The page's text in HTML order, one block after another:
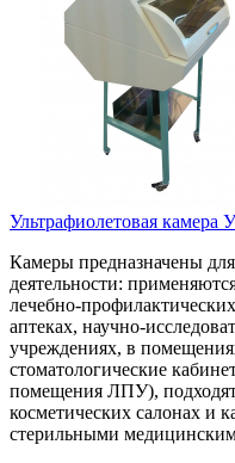
Ультрафиолетовая камера
Камеры предназначены
деятельности:
лечебно-
аптеках, научно-
учреждениях, в
стоматологические
помещения ЛПУ), подходят
косметических салонах и
стерильными